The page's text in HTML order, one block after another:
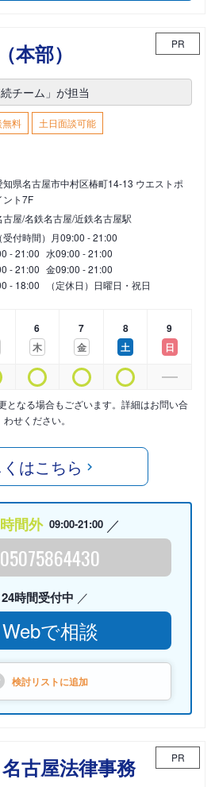
本部） PR
チーム」が担当
無料
土日面談可能
知県名古屋市中村区椿町14-13 ウエストポ
ント7F
古屋/名鉄名古屋/近鉄名古屋駅
（受付時間） 月09:00 - 21:00
- 21:00 水09:00 - 21:00
- 21:00 金09:00 - 21:00
- 18:00 （定休日）日曜日・祝日
6
木
7
金
8
土
9
日
となる場合もございます。詳細はお問い合
わせください。
はこちら
間外 09:00-21:00
05075864430
24時間受付中
Webで相談
検討リストに追加
古屋法律事務
PR